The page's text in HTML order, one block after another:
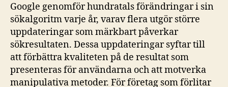
Google genomför hundratals förändringar i sin
sökalgoritm varje år, varav flera utgör större
uppdateringar som märkbart påverkar
sökresultaten. Dessa uppdateringar syftar till
att förbättra kvaliteten på de resultat som
presenteras för användarna och att motverka
manipulativa metoder. För företag som förlitar